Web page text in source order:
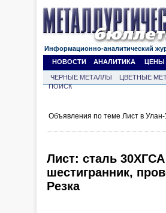
Информационно-аналитический
НОВОСТИ
АНАЛИТИКА ЦЕНЫ
ЧЕРНЫЕ МЕТАЛЛЫ ЦВЕТНЫЕ
ПОИСК
Объявления по теме Лист в
Лист: сталь
шестигранник,
Резка